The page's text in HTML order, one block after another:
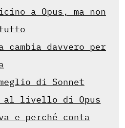
a Opus, ma non
cambia davvero per
di Sonnet
al livello di Opus
e perché conta